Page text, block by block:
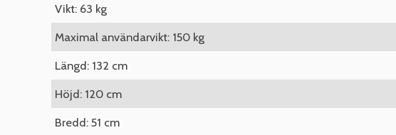
Vikt: 63 kg
Maximal användarvikt: 150 kg
Längd: 132 cm
Höjd: 120 cm
Bredd: 51 cm